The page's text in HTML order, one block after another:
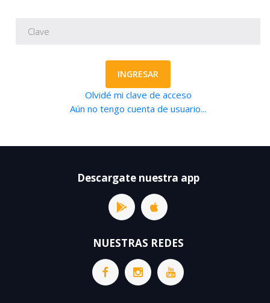
INGRESAR
Olvidé mi clave de acceso
Aún no tengo cuenta de usuario...
Descargate nuestra app
NUESTRAS REDES